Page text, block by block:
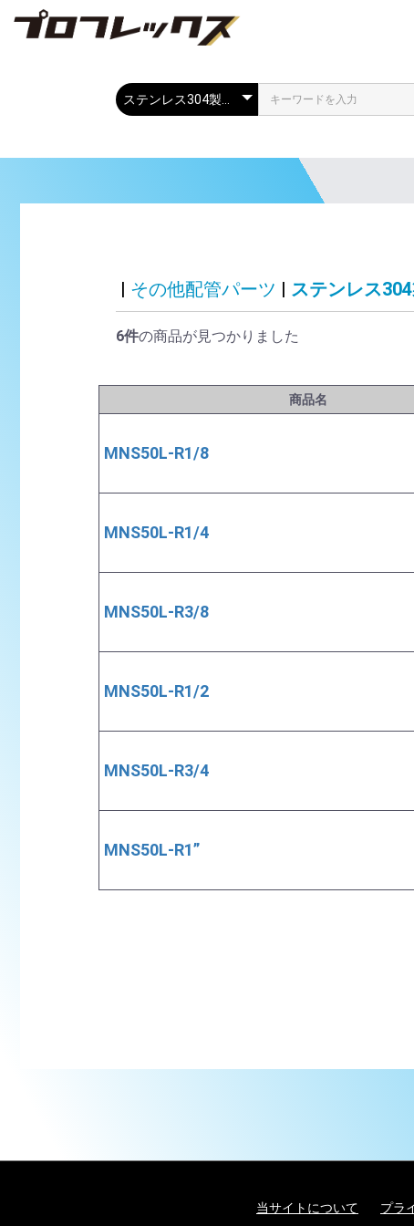
| その他配管パーツ | ステンレス
6件の商品が見つかりました
商品名
MNS50L-R1/8
MNS50L-R1/4
MNS50L-R3/8
MNS50L-R1/2
MNS50L-R3/4
MNS50L-R1”
当サイトについて プラ